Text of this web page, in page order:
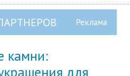
камни:
для